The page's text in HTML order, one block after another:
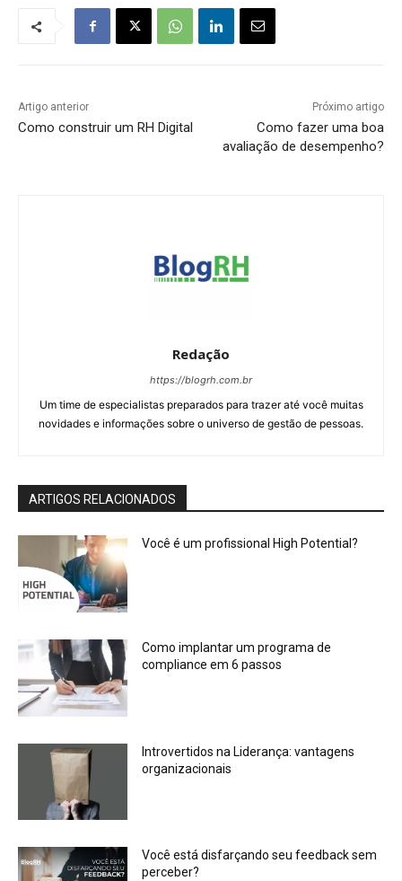
Artigo anterior
Como construir um RH Digital
Próximo artigo
Como fazer uma boa
avaliação de desempenho?
Redação
https://blogrh.com.br
Um time de especialistas preparados para trazer até você muitas
novidades e informações sobre o universo de gestão de pessoas.
ARTIGOS RELACIONADOS
Você é um profissional High Potential?
Como implantar um programa de
compliance em 6 passos
Introvertidos na Liderança: vantagens
organizacionais
Você está disfarçando seu feedback sem
perceber?